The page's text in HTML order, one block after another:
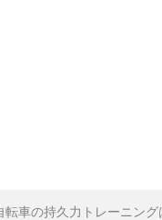
転車の持久力トレーニン